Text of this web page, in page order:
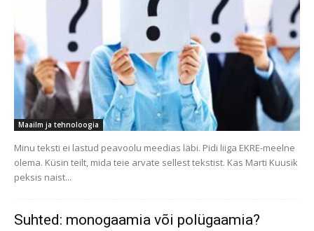
Maailm ja tehnoloogia
Minu teksti ei lastud peavoolu meedias läbi. Pidi liiga EKRE-meelne
olema. Küsin teilt, mida teie arvate sellest tekstist. Kas Marti Kuusik
peksis naist...
Suhted: monogaamia või polügaamia?